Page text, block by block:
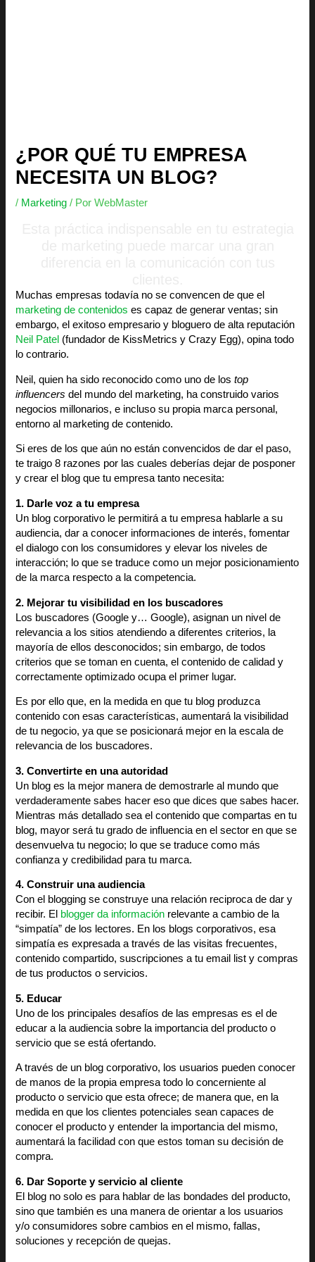
¿POR QUÉ TU EMPRESA
NECESITA UN BLOG?
/ Marketing / PorWebMaster
Muchas empresas todavía no se convencen de que el
marketing de contenidos es capaz de generar ventas; sin
embargo, el exitoso empresario y bloguero de alta reputación
Neil Patel (fundador de KissMetrics y Crazy Egg), opina todo
lo contrario.
Neil, quien ha sido reconocido como uno de lostop
influencers del mundo del marketing, ha construido varios
negocios millonarios, e incluso su propia marca personal,
entorno al marketing de contenido.
Si eres de los que aún no están convencidos de dar el paso,
te traigo 8 razones por las cuales deberías dejar de posponer
y crear el blog que tu empresa tanto necesita:
1. Darle voz a tu empresa
Un blog corporativo le permitirá a tu empresa hablarle a su
audiencia, dar a conocer informaciones de interés, fomentar
el dialogo con los consumidores y elevar los niveles de
interacción; lo que se traduce como un mejor posicionamiento
de la marca respecto a la competencia.
2. Mejorar tu visibilidad en los buscadores
Los buscadores (Google y… Google), asignan un nivel de
relevancia a los sitios atendiendo a diferentes criterios, la
mayoría de ellos desconocidos; sin embargo, de todos
criterios que se toman en cuenta, el contenido de calidad y
correctamente optimizado ocupa el primer lugar.
Es por ello que, en la medida en que tu blog produzca
contenido con esas características, aumentará la visibilidad
de tu negocio, ya que se posicionará mejor en la escala de
relevancia de los buscadores.
3. Convertirte en una autoridad
Un blog es la mejor manera de demostrarle al mundo que
verdaderamente sabes hacer eso que dices que sabes hacer.
Mientras más detallado sea el contenido que compartas en tu
blog, mayor será tu grado de influencia en el sector en que se
desenvuelva tu negocio; lo que se traduce como más
confianza y credibilidad para tu marca.
4. Construir una audiencia
Con el blogging se construye una relación reciproca de dar y
recibir. El blogger da información relevante a cambio de la
“simpatía” de los lectores. En los blogs corporativos, esa
simpatía es expresada a través de las visitas frecuentes,
contenido compartido, suscripciones a tu email list y compras
de tus productos o servicios.
5. Educar
Uno de los principales desafíos de las empresas es el de
educar a la audiencia sobre la importancia del producto o
servicio que se está ofertando.
A través de un blog corporativo, los usuarios pueden conocer
de manos de la propia empresa todo lo concerniente al
producto o servicio que esta ofrece; de manera que, en la
medida en que los clientes potenciales sean capaces de
conocer el producto y entender la importancia del mismo,
aumentará la facilidad con que estos toman su decisión de
compra.
6. Dar Soporte y servicio al cliente
El blog no solo es para hablar de las bondades del producto,
sino que también es una manera de orientar a los usuarios
y/o consumidores sobre cambios en el mismo, fallas,
soluciones y recepción de quejas.